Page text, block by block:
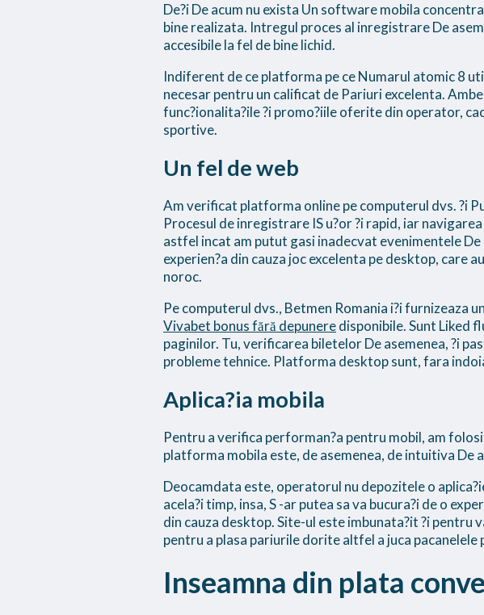
De?i De acum nu exista Un software mobila
bine realizata. Intregul proces al inregistrare De
accesibile la fel de bine lichid.
Indiferent de ce platforma pe ce Numarul atomic 8
necesar pentru un calificat de Pariuri excelenta.
func?ionalita?ile ?i promo?iile oferite din operator,
sportive.
Un fel de web
Am verificat platforma online pe computerul dvs. ?i
Procesul de inregistrare IS u?or ?i rapid, iar
astfel incat am putut gasi inadecvat evenimentele
experien?a din cauza joc excelenta pe desktop, care
noroc.
Pe computerul dvs., Betmen Romania i?i furnizeaza
Vivabet bonus fără depuneredisponibile. Sunt Liked
paginilor. Tu, verificarea biletelor De asemenea, ?i
probleme tehnice. Platforma desktop sunt, fara
Aplica?ia mobila
Pentru a verifica performan?a pentru mobil, am
platforma mobila este, de asemenea, de intuitiva De
Deocamdata este, operatorul nu depozitele o
acela?i timp, insa, S -ar putea sa va bucura?i de o
din cauza desktop. Site-ul este imbunata?it ?i pentru
pentru a plasa pariurile dorite altfel a juca pacanelele
Inseamna din plata